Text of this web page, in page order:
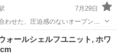
7月29日
わせた、圧迫感のないオープンシ
チール、強化ガラス - 構造...